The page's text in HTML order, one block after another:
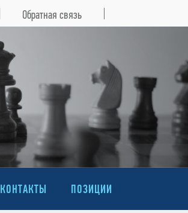
Обратная связь
КОНТАКТЫ ПОЗИЦИИ